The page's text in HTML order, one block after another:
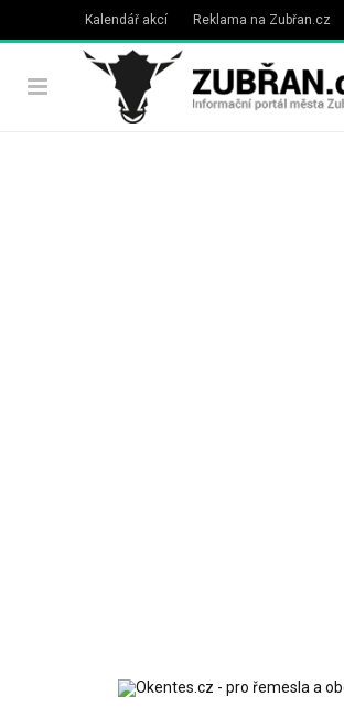
Kalendář akcí Reklama na Zubřan.cz